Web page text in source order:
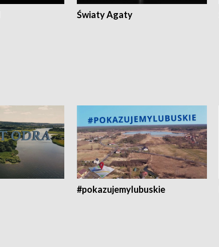
Światy Agaty
#pokazujemylubuskie